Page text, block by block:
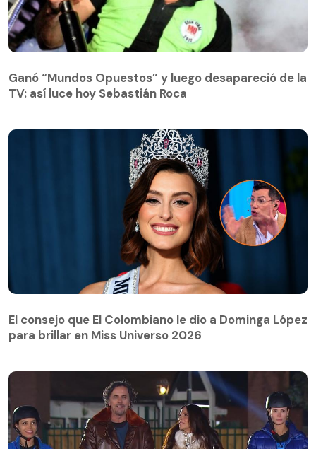
Ganó “Mundos Opuestos” y luego desapareció de la
TV: así luce hoy Sebastián Roca
para brillar en Miss Universo 2026
El consejo que El Colombiano le dio a Dominga López
para brillar en Miss Universo 2026